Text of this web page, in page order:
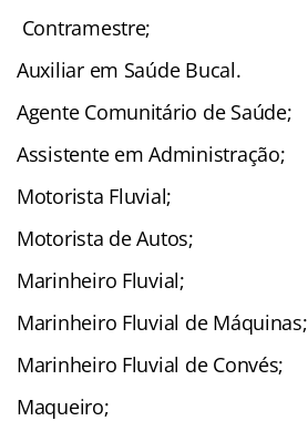
Contramestre;
Auxiliar em Saúde Bucal.
Agente Comunitário de Saúde;
Assistente em Administração;
Motorista Fluvial;
Motorista de Autos;
Marinheiro Fluvial;
Marinheiro Fluvial de Máquinas;
Marinheiro Fluvial de Convés;
Maqueiro;